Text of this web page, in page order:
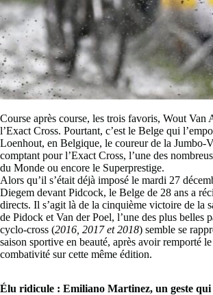
Course après course, les trois favoris, Wout
l’Exact Cross. Pourtant, c’est le Belge qui
Loenhout, en Belgique, le coureur de la Jumbo-
comptant pour l’Exact Cross, l’une des
du Monde ou encore le Superprestige.
Alors qu’il s’était déjà imposé le mardi 27
Diegem devant Pidcock, le Belge de 28 ans a
directs. Il s’agit là de la cinquième victoire de la
de Pidock et Van der Poel, l’une des plus belles
cyclo-cross (2016, 2017 et 2018) semble se
saison sportive en beauté, après avoir remporté
combativité sur cette même édition.
Élu ridicule : Emiliano Martinez, un geste qui